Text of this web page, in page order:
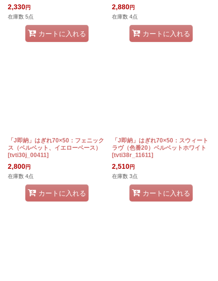
2,330円
在庫数 5点
カートに入れる
2,880円
在庫数 4点
カートに入れる
「J即納」はぎれ70×50：フェニック
ス（ベルベット、イエローベース）
[tvti30j_00411]
2,800円
在庫数 4点
カートに入れる
「J即納」はぎれ70×50：スウィート
ラヴ（色番20）ベルベットホワイト
[tvti38r_11611]
2,510円
在庫数 3点
カートに入れる